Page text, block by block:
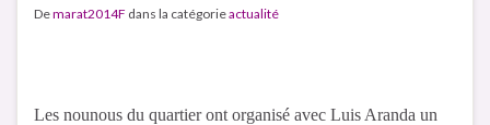
Demarat2014F dans la catégorieactualité
Les nounous du quartier ont organisé avec Luis Aranda un